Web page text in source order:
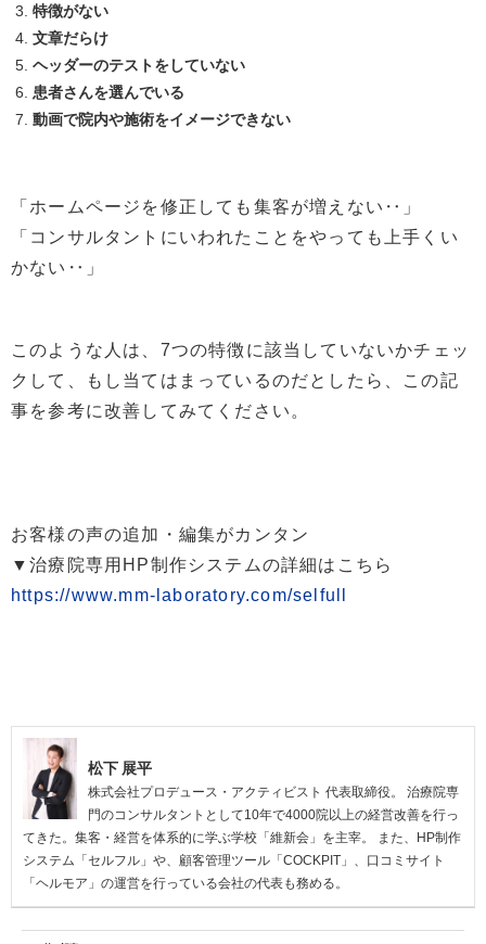
特徴がない
文章だらけ
ヘッダーのテストをしていない
患者さんを選んでいる
動画で院内や施術をイメージできない
「ホームページを修正しても集客が増えない‥」
「コンサルタントにいわれたことをやっても上手くい
かない‥」
このような人は、7つの特徴に該当していないかチェッ
クして、もし当てはまっているのだとしたら、この記
事を参考に改善してみてください。
お客様の声の追加・編集がカンタン
▼治療院専用HP制作システムの詳細はこちら
https://www.mm-laboratory.com/selfull
松下 展平
株式会社プロデュース・アクティビスト 代表取締役。 治療院専
門のコンサルタントとして10年で4000院以上の経営改善を行っ
てきた。集客・経営を体系的に学ぶ学校「維新会」を主宰。 また、HP制作
システム「セルフル」や、顧客管理ツール「COCKPIT」、口コミサイト
「ヘルモア」の運営を行っている会社の代表も務める。